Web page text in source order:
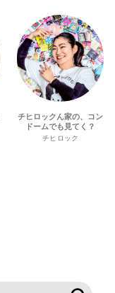
チヒロックん家の、コン
ドームでも見てく？
チヒロック